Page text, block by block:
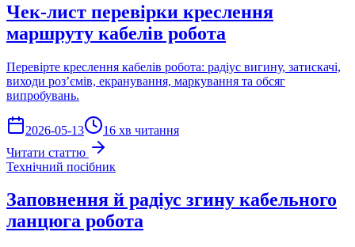
Чек-лист перевірки креслення
маршруту кабелів робота
Перевірте креслення кабелів робота: радіус вигину, затискачі,
виходи розʼємів, екранування, маркування та обсяг
випробувань.
2026-05-13
16 хв читання
Читати статтю
Технічний посібник
Заповнення й радіус згину кабельного
ланцюга робота